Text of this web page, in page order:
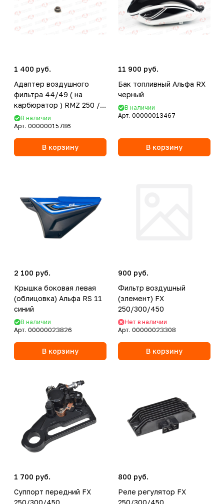
1 400 руб.
Адаптер воздушного
фильтра 44/49 ( на
карбюратор ) RMZ 250 /
Полиуретан / Черный
В наличии
Арт. 00000015786
В корзину
11 900 руб.
Бак топливный Альфа RX
черный
В наличии
Арт. 00000013467
В корзину
2 100 руб.
Крышка боковая левая
(облицовка) Альфа RS 11
синий
В наличии
Арт. 00000023826
В корзину
900 руб.
Фильтр воздушный
(элемент) FX
250/300/450
Нет в наличии
Арт. 00000023308
В корзину
1 700 руб.
Суппорт передний FX
250/300/450
800 руб.
Реле регулятор FX
250/300/450